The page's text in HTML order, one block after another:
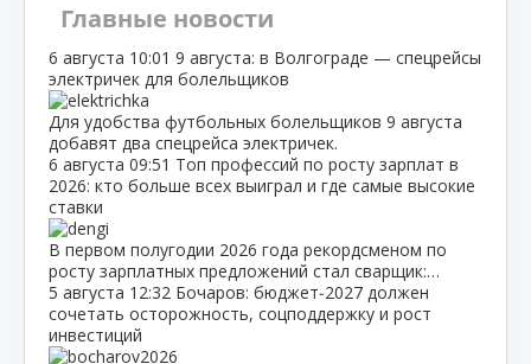
Главные новости
6 августа 10:01 9 августа: в Волгограде — спецрейсы
электричек для болельщиков
Для удобства футбольных болельщиков 9 августа
добавят два спецрейса электричек.
6 августа 09:51 Топ профессий по росту зарплат в
2026: кто больше всех выиграл и где самые высокие
ставки
В первом полугодии 2026 года рекордсменом по
росту зарплатных предложений стал сварщик:…
5 августа 12:32 Бочаров: бюджет‑2027 должен
сочетать осторожность, соцподдержку и рост
инвестиций